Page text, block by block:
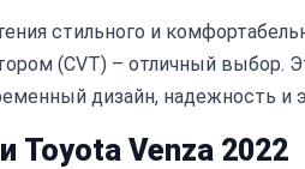
стильного и
(CVT) – отличный выбор.
дизайн, надежность и
Toyota Venza 2022